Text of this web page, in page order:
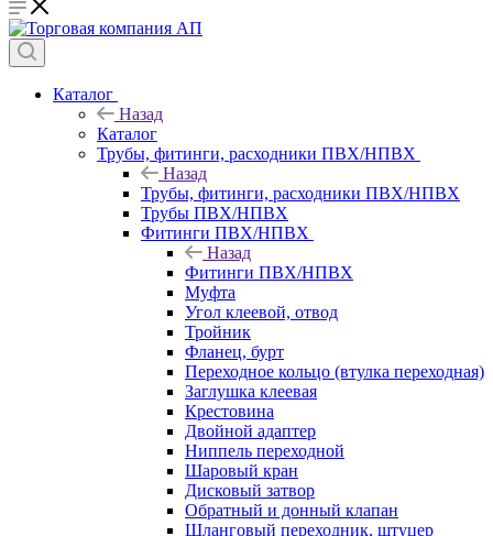
Каталог
Назад
Каталог
Трубы, фитинги, расходники ПВХ/НПВХ
Назад
Трубы, фитинги, расходники ПВХ/НПВХ
Трубы ПВХ/НПВХ
Фитинги ПВХ/НПВХ
Назад
Фитинги ПВХ/НПВХ
Муфта
Угол клеевой, отвод
Тройник
Фланец, бурт
Переходное кольцо (втулка переходная)
Заглушка клеевая
Крестовина
Двойной адаптер
Ниппель переходной
Шаровый кран
Дисковый затвор
Обратный и донный клапан
Шланговый переходник, штуцер